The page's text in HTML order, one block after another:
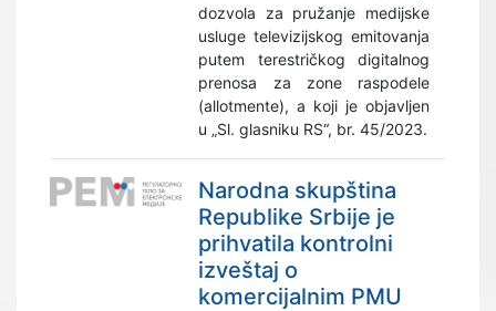
dozvola za pružanje medijske
usluge televizijskog emitovanja
putem terestričkog digitalnog
prenosa za zone raspodele
(allotmente), a koji je objavljen
u „Sl. glasniku RS“, br. 45/2023.
Narodna skupština
Republike Srbije je
prihvatila kontrolni
izveštaj o
komercijalnim PMU